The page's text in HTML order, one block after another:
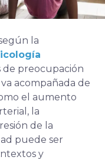
la
de preocupación
acompañada de
el aumento
la
de la
puede ser
y